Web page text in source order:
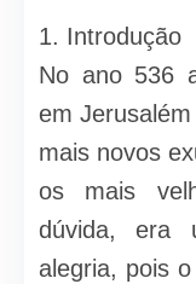
1. Introdução
No ano 536
em
mais novos
os mais
dúvida, era
alegria, pois